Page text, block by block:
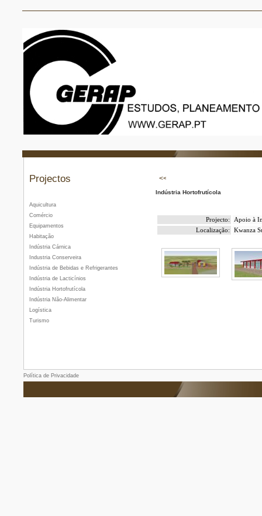
Projectos
Aquicultura
Comércio
Equipamentos
Habitação
Indústria Cárnica
Industria Conserveira
Indústria de Bebidas e Refrigerantes
Indústria de Lacticínios
Indústria Hortofrutícola
Indústria Não-Alimentar
Logística
Turismo
Indústria Hortofrutícola
Projecto:
Apoio à
Localização:
Kwanza
Política de Privacidade